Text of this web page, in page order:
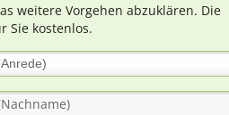
weitere Vorgehen abzuklären. Die
Sie kostenlos.